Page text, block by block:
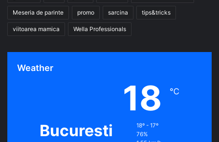
Meseria de parinte promo sarcina tips&tricks
viitoarea mamica Wella Professionals
Weather
Bucuresti
18 ℃
18º - 17º
76%